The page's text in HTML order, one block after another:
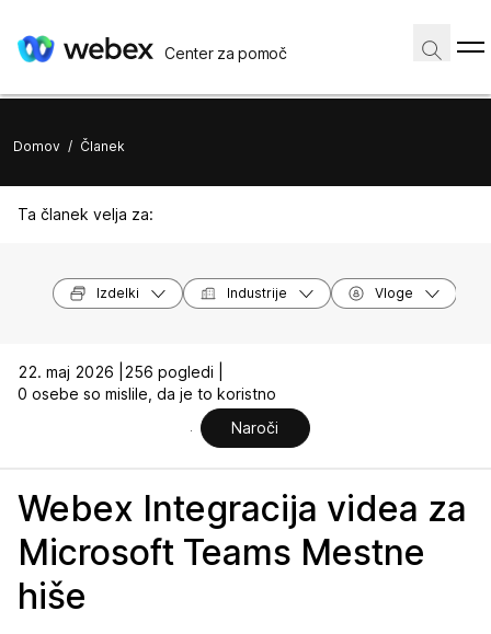
Center za pomoč
Domov / Članek
Ta članek velja za:
Izdelki Industrije Vloge
22. maj 2026 |
256 pogledi |
0 osebe so mislile, da je to koristno
Naroči
Webex Integracija videa za
Microsoft Teams Mestne
hiše